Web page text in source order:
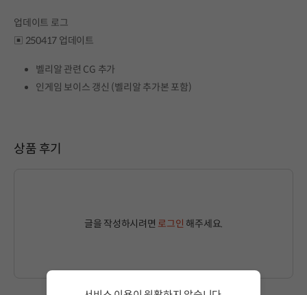
업데이트 로그
▣ 250417 업데이트
벨리알 관련 CG 추가
인게임 보이스 갱신 (벨리알 추가본 포함)
상품 후기
글을 작성하시려면 로그인 해주세요.